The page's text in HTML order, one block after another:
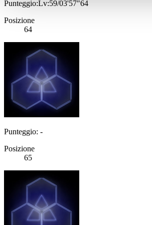
Punteggio:Lv:59/03'57"64
Posizione
64
Punteggio: -
Posizione
65